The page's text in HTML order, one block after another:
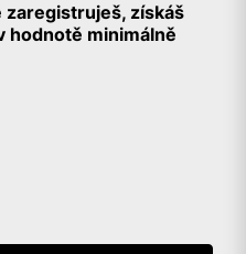
zaregistruješ, získáš
hodnotě minimálně